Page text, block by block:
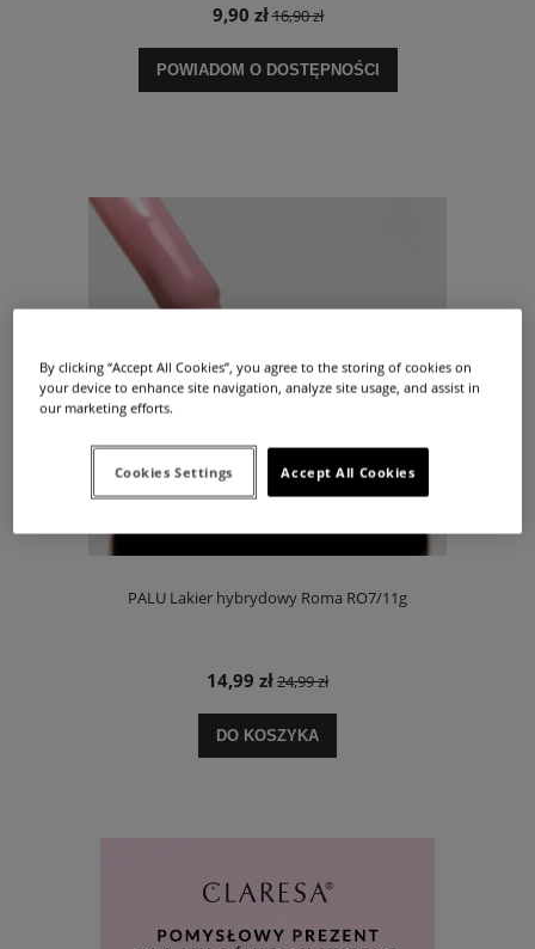
9,90 zł16,90 zł
POWIADOM O DOSTĘPNOŚCI
PALU Lakier hybrydowy Roma RO7/11g
14,99 zł24,99 zł
DO KOSZYKA
By clicking “Accept All Cookies”, you agree to the storing of cookies on
your device to enhance site navigation, analyze site usage, and assist in
our marketing efforts.
Accept All Cookies
Cookies Settings